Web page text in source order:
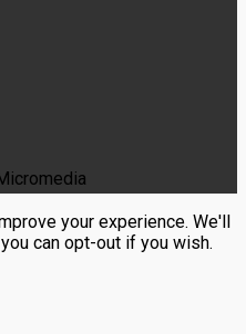
your experience. We'll
can opt-out if you wish.